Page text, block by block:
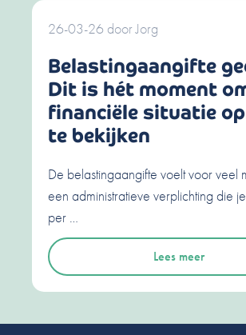
26-03-26 doorJorg
Belastingaangifte
Dit is hét moment
financiële situatie
te bekijken
De belastingaangifte voelt voor veel
een administratieve verplichting die
per …
Lees meer